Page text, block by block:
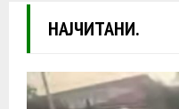
НАЈЧИТАНИ.